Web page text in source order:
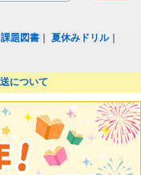
課題図書 ｜夏休みドリル｜
について